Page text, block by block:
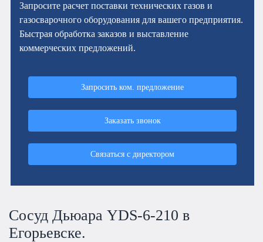
Запросите расчет поставки технических газов и
газосварочного оборудования для вашего предприятия.
Быстрая обработка заказов и выставление
коммерческих предложений.
Запросить ком. предложение
Заказать звонок
Связаться с директором
Сосуд Дьюара YDS-6-210 в
Егорьевске.